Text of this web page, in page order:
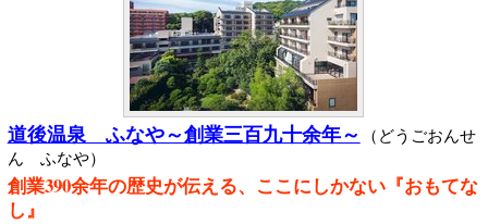
道後温泉 ふなや～創業三百九十余年～
（どうごおんせ
ん ふなや）
創業390余年の歴史が伝える、ここにしかない『おもてな
し』